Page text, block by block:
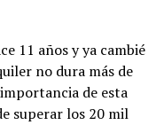
11 años y ya cambié
no dura más de
de esta
superar los 20 mil